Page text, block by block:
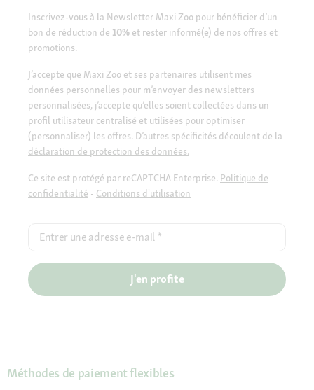
Inscrivez-vous à la Newsletter Maxi Zoo pour bénéficier d’un
bon de réduction de 10% et rester informé(e) de nos offres et
promotions.
J’accepte que Maxi Zoo et ses partenaires utilisent mes
données personnelles pour m’envoyer des newsletters
personnalisées, j’accepte qu’elles soient collectées dans un
profil utilisateur centralisé et utilisées pour optimiser
(personnaliser) les offres. D’autres spécificités découlent de la
déclaration de protection des données.
Ce site est protégé par reCAPTCHA Enterprise. Politique de
confidentialité - Conditions d'utilisation
Entrer une adresse e-mail *
J'en profite
Méthodes de paiement flexibles